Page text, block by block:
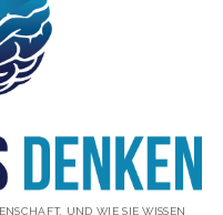
UND WIE SIE WISSEN